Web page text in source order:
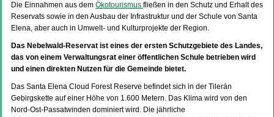
Die Einnahmen aus dem Ökotourismus fließen in den Schutz und Erhalt des
Reservats sowie in den Ausbau der Infrastruktur und der Schule von Santa
Elena, aber auch in Umwelt- und Kulturprojekte der Region.
Das Nebelwald-Reservat ist eines der ersten Schutzgebiete des Landes,
das von einem Verwaltungsrat einer öffentlichen Schule betrieben wird
und einen direkten Nutzen für die Gemeinde bietet.
Das Santa Elena Cloud Forest Reserve befindet sich in der Tilerán
Gebirgskette auf einer Höhe von 1.600 Metern. Das Klima wird von den
Nord-Ost-Passatwinden dominiert wird. Die jährliche